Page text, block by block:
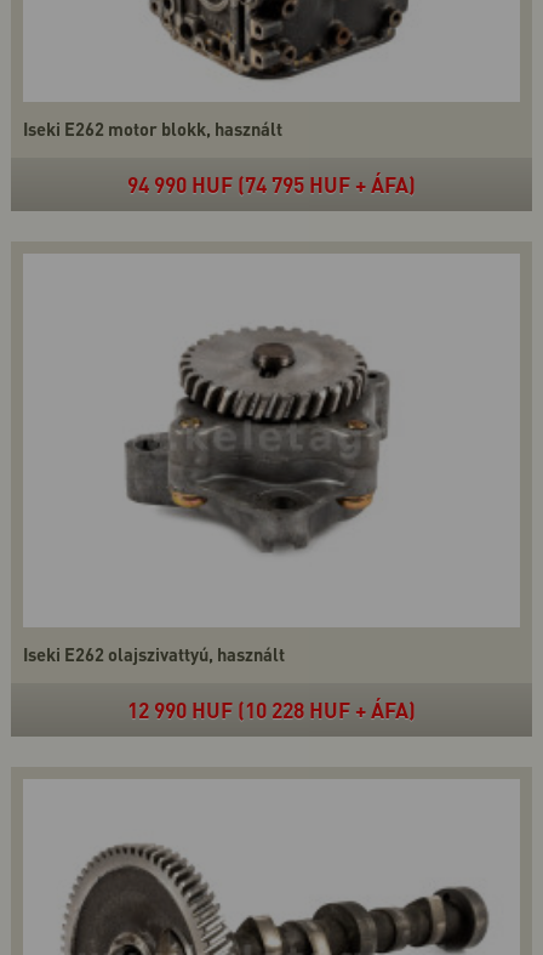
Iseki E262 motor blokk, használt
94 990 HUF (74 795 HUF + ÁFA)
Iseki E262 olajszivattyú, használt
12 990 HUF (10 228 HUF + ÁFA)